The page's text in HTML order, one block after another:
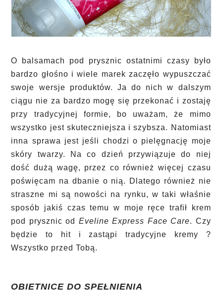
O balsamach pod prysznic ostatnimi czasy było
bardzo głośno i wiele marek zaczęło wypuszczać
swoje wersje produktów. Ja do nich w dalszym
ciągu nie za bardzo mogę się przekonać i zostaję
przy tradycyjnej formie, bo uważam, że mimo
wszystko jest skuteczniejsza i szybsza. Natomiast
inna sprawa jest jeśli chodzi o pielęgnację moje
skóry twarzy. Na co dzień przywiązuje do niej
dość dużą wagę, przez co również więcej czasu
poświęcam na dbanie o nią. Dlatego również nie
straszne mi są nowości na rynku, w taki właśnie
sposób jakiś czas temu w moje ręce trafił krem
pod prysznic od Eveline Express Face Care. Czy
będzie to hit i zastąpi tradycyjne kremy ?
Wszystko przed Tobą.
OBIETNICE DO SPEŁNIENIA